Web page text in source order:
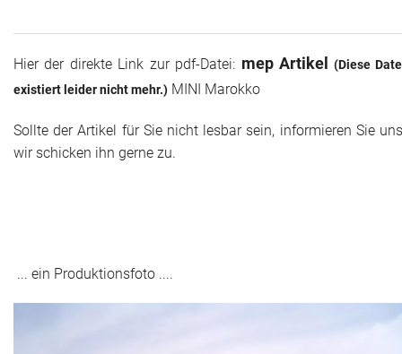
Hier der direkte Link zur pdf-Datei: mep Artikel
(Diese
existiert leider nicht mehr.) MINI Marokko
Sollte der Artikel für Sie nicht lesbar sein, informieren Sie
wir schicken ihn gerne zu.
... ein Produktionsfoto ....